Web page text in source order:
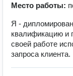
Место работы:
Я -
квалификацию и
своей работе
запроса клиента.